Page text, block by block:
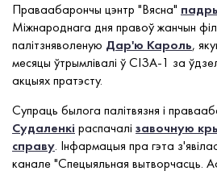
Праваабарончы цэнтр "Вясна"
Міжнароднага дня правоў жанчын
палітзняволеную Дар'ю Кароль,
месяцы ўтрымлівалі ў СІЗА-1 за
акцыях пратэсту.
Супраць былога палітвязня і
Судаленкі распачалі завочную
справу. Інфармацыя пра гэта
канале "Спецыяльная вытворчасць.